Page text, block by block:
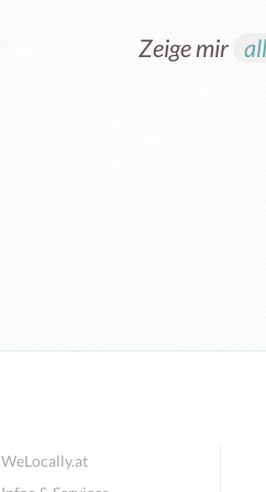
Zeige mir
WeLocally.at